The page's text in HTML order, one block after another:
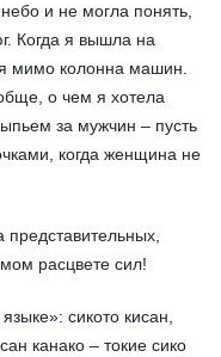
и не могла понять,
Когда я вышла на
мимо колонна машин.
о чем я хотела
за мужчин – пусть
когда женщина не
расцвете сил!
сикото кисан,
канако – токие сико